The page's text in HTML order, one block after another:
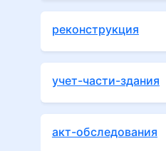
реконструкция
учет-части-здания
акт-обследования